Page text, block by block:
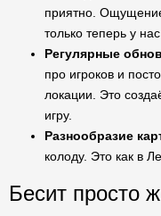
приятно.
только теперь у
Регулярные
про игроков и
локации. Это
игру.
Разнообразие
колоду. Это как в
Бесит просто